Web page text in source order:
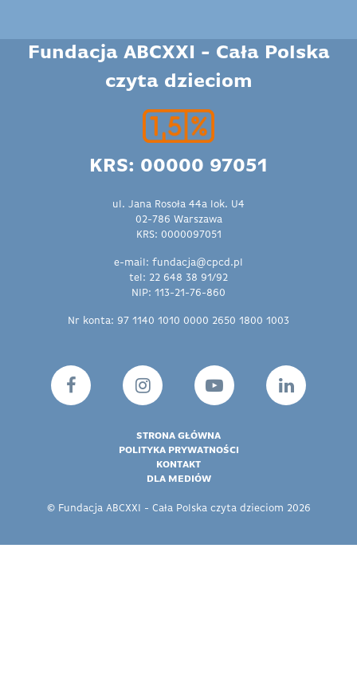
Fundacja ABCXXI - Cała Polska
czyta dzieciom
KRS: 00000 97051
ul. Jana Rosoła 44a lok. U4
02-786 Warszawa
KRS: 0000097051
e-mail: fundacja@cpcd.pl
tel: 22 648 38 91/92
NIP: 113-21-76-860
Nr konta: 97 1140 1010 0000 2650 1800 1003
© Fundacja ABCXXI - Cała Polska czyta dzieciom 2026
STRONA GŁÓWNA
POLITYKA PRYWATNOŚCI
KONTAKT
DLA MEDIÓW